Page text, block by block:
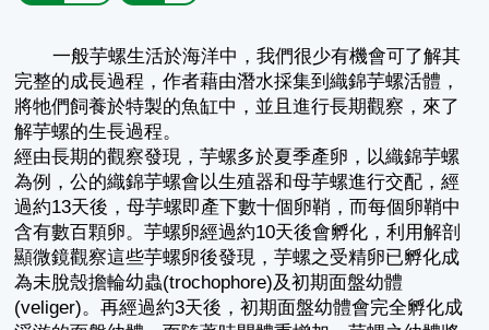
一般芋螺生活於海洋中，我們很少有機會可了解其
完整的成長過程，作者藉由潛水採集到織錦芋螺活體，
將牠們飼養於特製的魚缸中，並且進行長期觀察，來了
解芋螺的生長過程。
經由長期的觀察發現，芋螺多於夏季產卵，以織錦芋螺
為例，公的織錦芋螺會以生殖器和母芋螺進行交配，經
過約13天後，母芋螺即產下數十個卵鞘，而每個卵鞘中
含有數百顆卵。芋螺卵經過約10天後會孵化，利用解剖
顯微鏡觀察這些芋螺卵後發現，芋螺之受精卵已孵化成
為未脫殼擔輪幼蟲(trochophore)及初期面盤幼體
(veliger)。再經過約3天後，初期面盤幼體會完全孵化成